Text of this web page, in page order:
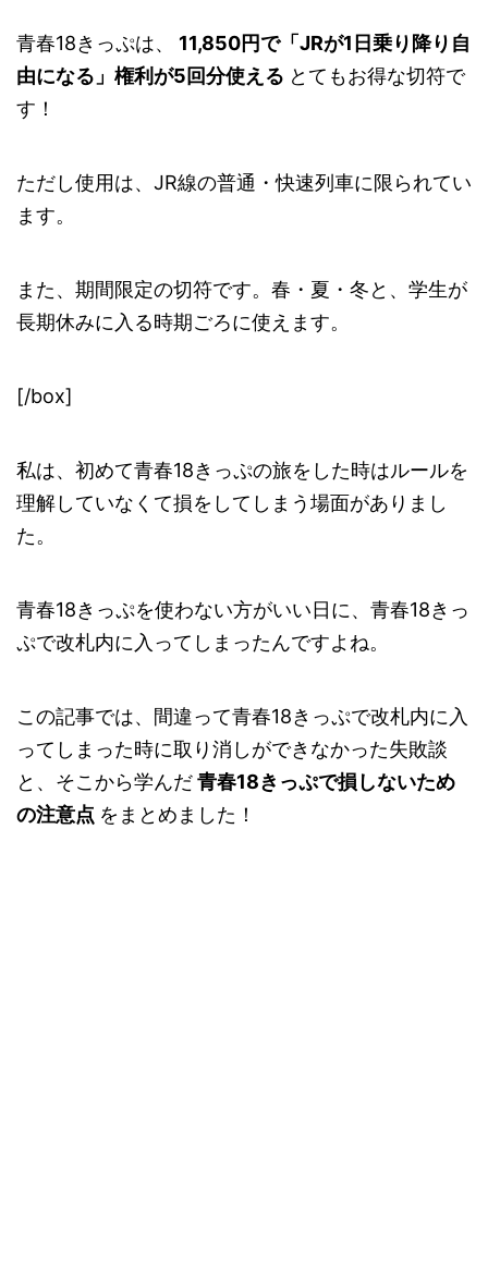
青春18きっぷは、
11,850円で「JRが1日乗り降り自
由になる」権利が5回分使える とてもお得な切符で
す！
ただし使用は、JR線の普通・快速列車に限られてい
ます。
また、期間限定の切符です。春・夏・冬と、学生が
長期休みに入る時期ごろに使えます。
[/box]
私は、初めて青春18きっぷの旅をした時はルールを
理解していなくて損をしてしまう場面がありまし
た。
青春18きっぷを使わない方がいい日に、青春18きっ
ぷで改札内に入ってしまったんですよね。
この記事では、間違って青春18きっぷで改札内に入
ってしまった時に取り消しができなかった失敗談
と、そこから学んだ青春18きっぷで損しないため
の注意点 をまとめました！